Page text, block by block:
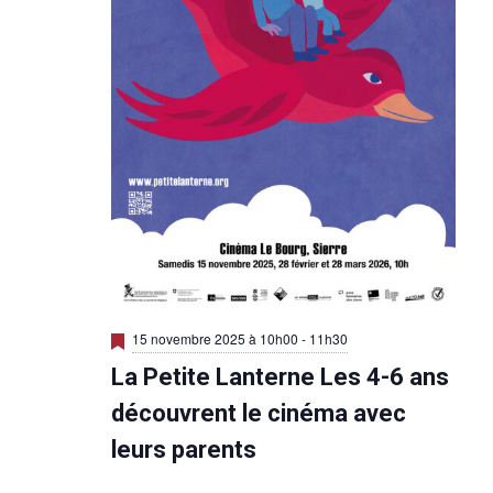
É
v
è
n
m
n
s
M
i
s
e
n
a
v
a
15 novembre 2025 à 10h00 - 11h30
La Petite Lanterne Les 4-6 ans
découvrent le cinéma avec
leurs parents